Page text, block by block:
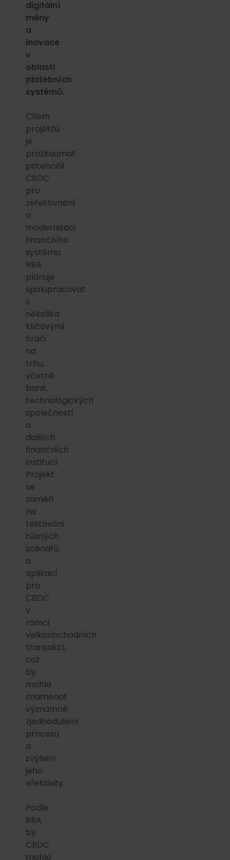
digitální
měny
a
inovace
v
oblasti
platebních
systémů.
Cílem
projektu
je
prozkoumat
potenciál
CBDC
pro
zefektivnění
a
modernizaci
finančního
systému.
RBA
plánuje
spolupracovat
s
několika
klíčovými
hráči
na
trhu,
včetně
bank,
technologických
společností
a
dalších
finančních
institucí.
Projekt
se
zaměří
na
testování
různých
scénářů
a
aplikací
pro
CBDC
v
rámci
velkoobchodních
transakcí,
což
by
mohlo
znamenat
významné
zjednodušení
procesu
a
zvýšení
jeho
efektivity.
Podle
RBA
by
CBDC
mohlo